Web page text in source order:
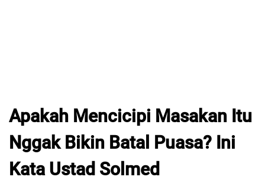
Apakah Mencicipi Masakan Itu
Nggak Bikin Batal Puasa? Ini
Kata Ustad Solmed